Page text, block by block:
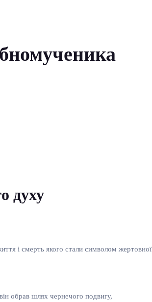
духу
і смерть якого стали символом жертовної
обрав шлях чернечого подвигу,